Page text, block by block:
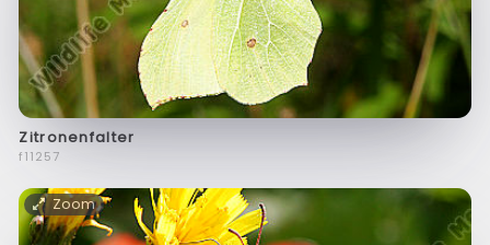
Zitronenfalter
f11257
Zoom